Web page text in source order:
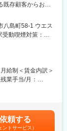
と40～50万円／月
場合、打診可能性
す。
応援頂ける
既存顧客からお電
ビスを行います。
部品交換や取扱
どの場合は、持
2時間程度）
規顧客への訪問は
務量に合わせ
八島町58-1 ウエス
受動喫煙対策：屋
給制＜賃金内訳＞
業手当/月：
給します。■昇給：
でも目安の金額で
頼する
ントサービス）